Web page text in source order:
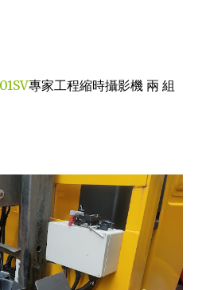
專家工程縮時攝影機 兩 組